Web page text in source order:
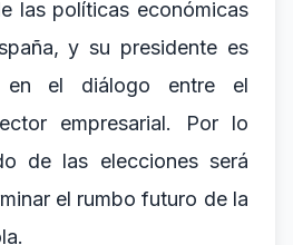
las políticas económicas
y su presidente es
el diálogo entre el
empresarial. Por lo
de las elecciones será
el rumbo futuro de la